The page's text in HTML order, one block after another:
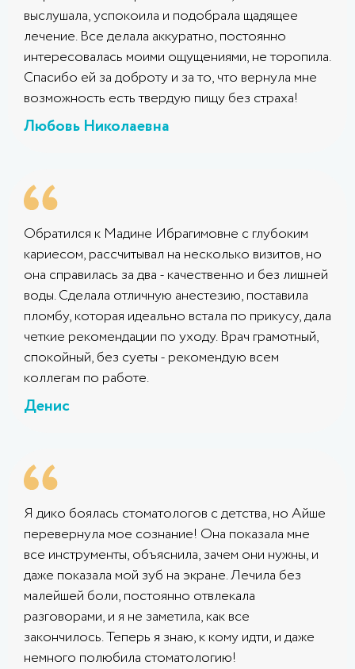
выслушала, успокоила и подобрала щадящее
лечение. Все делала аккуратно, постоянно
интересовалась моими ощущениями, не торопила.
Спасибо ей за доброту и за то, что вернула мне
возможность есть твердую пищу без страха!
Любовь Николаевна
Обратился к Мадине Ибрагимовне с глубоким
кариесом, рассчитывал на несколько визитов, но
она справилась за два - качественно и без лишней
воды. Сделала отличную анестезию, поставила
пломбу, которая идеально встала по прикусу, дала
четкие рекомендации по уходу. Врач грамотный,
спокойный, без суеты - рекомендую всем
коллегам по работе.
Денис
Я дико боялась стоматологов с детства, но Айше
перевернула мое сознание! Она показала мне
все инструменты, объяснила, зачем они нужны, и
даже показала мой зуб на экране. Лечила без
малейшей боли, постоянно отвлекала
разговорами, и я не заметила, как все
закончилось. Теперь я знаю, к кому идти, и даже
немного полюбила стоматологию!